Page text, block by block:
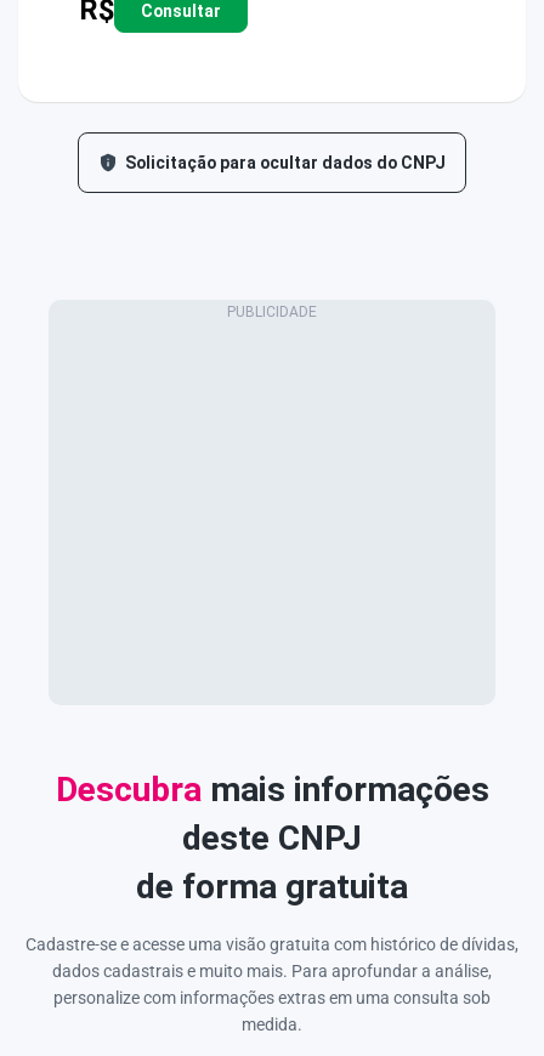
R$ Consultar
Solicitação para ocultar dados do CNPJ
Descubramais informações
deste CNPJ
de forma gratuita
Cadastre-se e acesse uma visão gratuita com histórico de dívidas,
dados cadastrais e muito mais. Para aprofundar a análise,
personalize com informações extras em uma consulta sob
medida.